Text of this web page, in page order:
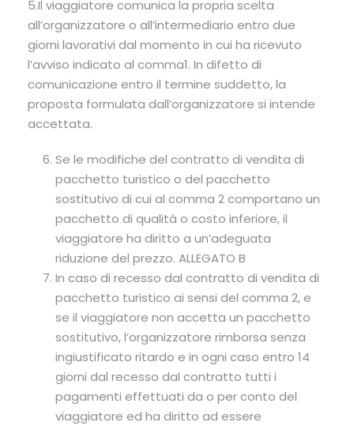
5.Il viaggiatore comunica la propria scelta
all’organizzatore o all’intermediario entro due
giorni lavorativi dal momento in cui ha ricevuto
l’avviso indicato al comma1. In difetto di
comunicazione entro il termine suddetto, la
proposta formulata dall’organizzatore si intende
accettata.
Se le modifiche del contratto di vendita di
pacchetto turistico o del pacchetto
sostitutivo di cui al comma 2 comportano un
pacchetto di qualità o costo inferiore, il
viaggiatore ha diritto a un’adeguata
riduzione del prezzo. ALLEGATO B
In caso di recesso dal contratto di vendita di
pacchetto turistico ai sensi del comma 2, e
se il viaggiatore non accetta un pacchetto
sostitutivo, l’organizzatore rimborsa senza
ingiustificato ritardo e in ogni caso entro 14
giorni dal recesso dal contratto tutti i
pagamenti effettuati da o per conto del
viaggiatore ed ha diritto ad essere